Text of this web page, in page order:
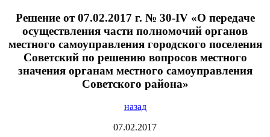
Решение от 07.02.2017 г. № 30-IV «О передаче
осуществления части полномочий органов
местного самоуправления городского поселения
Советский по решению вопросов местного
значения органам местного самоуправления
Советского района»
назад
07.02.2017